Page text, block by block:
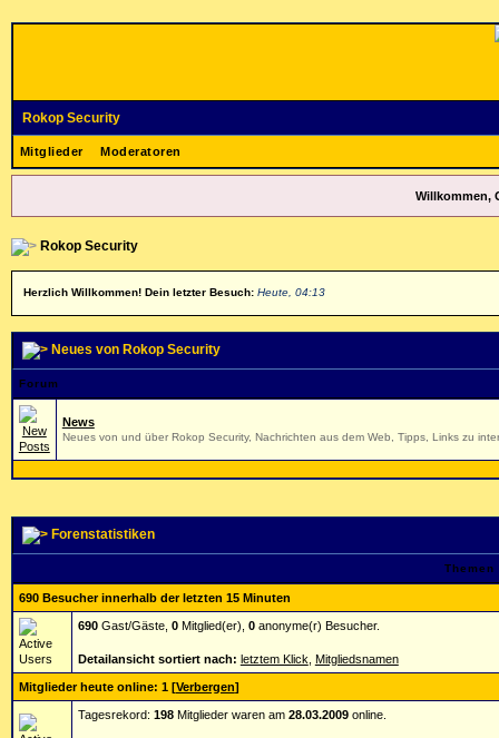
Rokop Security
Mitglieder Moderatoren
Willkommen,
Rokop Security
Herzlich Willkommen! Dein letzter Besuch: Heute, 04:13
Neues von Rokop Security
Forum
News
Neues von und über Rokop Security, Nachrichten aus dem Web, Tipps, Links zu
Forenstatistiken
Themen
690 Besucher innerhalb der letzten 15 Minuten
690Gast/Gäste, 0Mitglied(er), 0anonyme(r) Besucher.
Detailansicht sortiert nach: letztem Klick Mitgliedsnamen
Mitglieder heute online: 1 [Verbergen]
Tagesrekord: 198Mitglieder waren am 28.03.2009online.